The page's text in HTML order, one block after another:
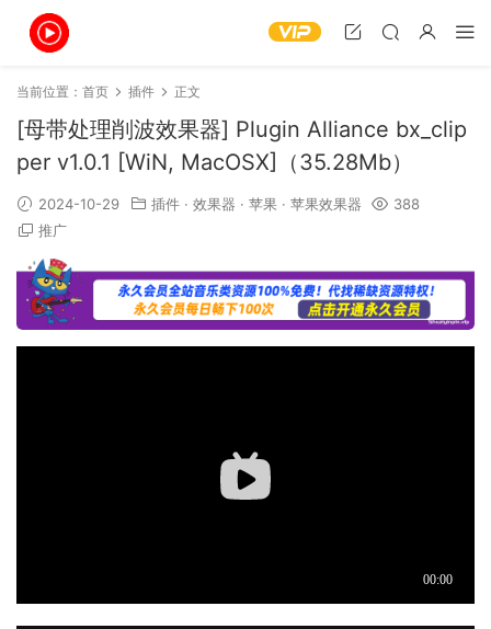
当前位置： 首页 插件 正文
[母带处理削波效果器] Plugin Alliance bx_clip
per v1.0.1 [WiN, MacOSX]（35.28Mb）
2024-10-29 插件 · 效果器 · 苹果 · 苹果效果器
388
推广